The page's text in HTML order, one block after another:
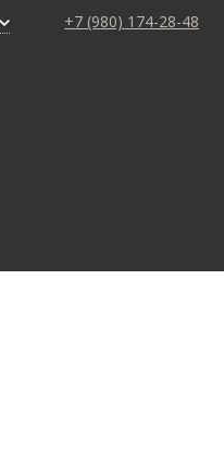
+7 (980) 174-28-48